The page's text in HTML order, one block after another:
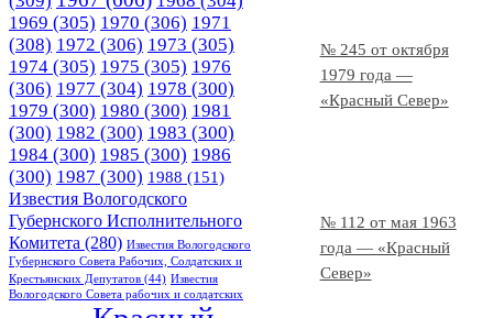
№ 245 от октября
1979 года —
«Красный Север»
№ 112 от мая 1963
года — «Красный
Север»
1969 (305) 1970 (306) 1971
(308) 1972 (306) 1973 (305)
1974 (305) 1975 (305) 1976
(306) 1977 (304) 1978 (300)
1979 (300) 1980 (300) 1981
(300) 1982 (300) 1983 (300)
1984 (300) 1985 (300) 1986
(300) 1987 (300) 1988 (151)
Известия Вологодского
Губернского Исполнительного
Комитета (280) Известия Вологодского
Губернского Совета Рабочих, Солдатских и
Крестьянских Депутатов (44) Известия
Вологодского Совета рабочих и солдатских